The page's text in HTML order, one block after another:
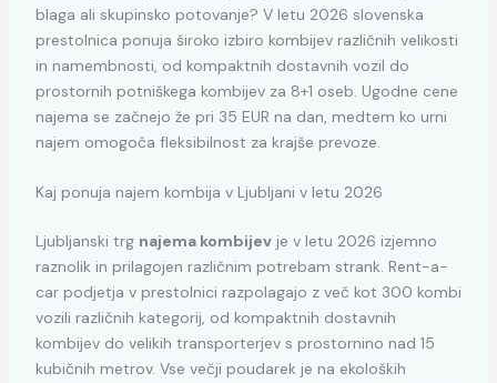
blaga ali skupinsko potovanje? V letu 2026 slovenska
prestolnica ponuja široko izbiro kombijev različnih velikosti
in namembnosti, od kompaktnih dostavnih vozil do
prostornih potniškega kombijev za 8+1 oseb. Ugodne cene
najema se začnejo že pri 35 EUR na dan, medtem ko urni
najem omogoča fleksibilnost za krajše prevoze.
Kaj ponuja najem kombija v Ljubljani v letu 2026
Ljubljanski trg najema kombijevje v letu 2026 izjemno
raznolik in prilagojen različnim potrebam strank. Rent-a-
car podjetja v prestolnici razpolagajo z več kot 300 kombi
vozili različnih kategorij, od kompaktnih dostavnih
kombijev do velikih transporterjev s prostornino nad 15
kubičnih metrov. Vse večji poudarek je na ekoloških